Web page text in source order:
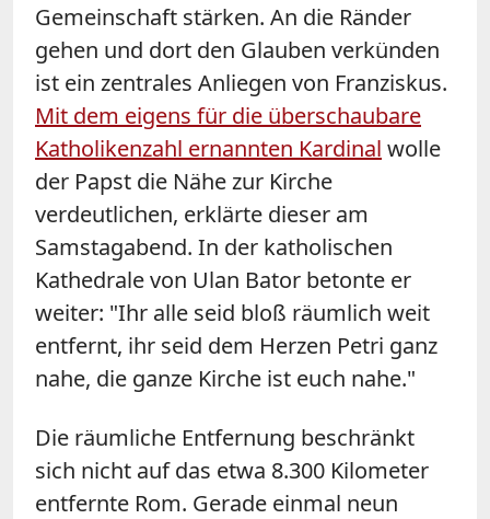
Gemeinschaft stärken. An die Ränder
gehen und dort den Glauben verkünden
ist ein zentrales Anliegen von Franziskus.
Mit dem eigens für die überschaubare
Katholikenzahl ernannten Kardinal wolle
der Papst die Nähe zur Kirche
verdeutlichen, erklärte dieser am
Samstagabend. In der katholischen
Kathedrale von Ulan Bator betonte er
weiter: "Ihr alle seid bloß räumlich weit
entfernt, ihr seid dem Herzen Petri ganz
nahe, die ganze Kirche ist euch nahe."
Die räumliche Entfernung beschränkt
sich nicht auf das etwa 8.300 Kilometer
entfernte Rom. Gerade einmal neun